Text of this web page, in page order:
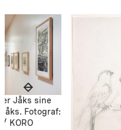
Jåks sine
Fotograf:
KORO